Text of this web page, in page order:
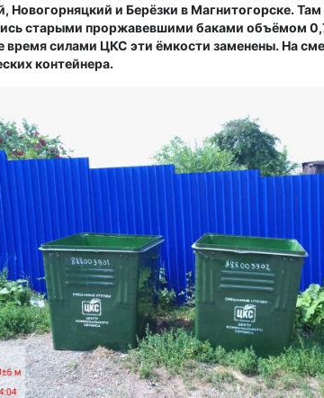
Новогорняцкий и Берёзки в Магнитогорске.
старыми проржавевшими баками объёмом
время силами ЦКС эти ёмкости заменены. На
контейнера.